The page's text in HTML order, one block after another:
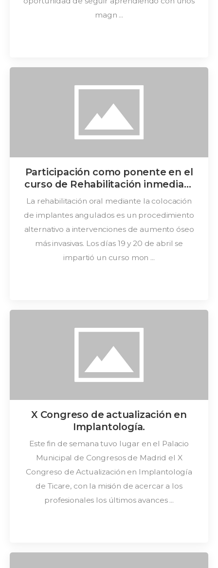
magn ...
Participación como ponente en el
curso de Rehabilitación inmediata
en maxilares atróficos.
La rehabilitación oral mediante la colocación
de implantes angulados es un procedimiento
alternativo a intervenciones de aumento óseo
más invasivas. Los días 19 y 20 de abril se
impartió un curso mon ...
X Congreso de actualización en
Implantología.
Este fin de semana tuvo lugar en el Palacio
Municipal de Congresos de Madrid el X
Congreso de Actualización en Implantología
de Ticare, con la misión de acercar a los
profesionales los últimos avances ...